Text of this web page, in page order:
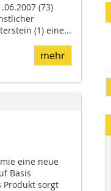
(73)
(1) eine...
mehr
eine neue
Basis
Produkt sorgt